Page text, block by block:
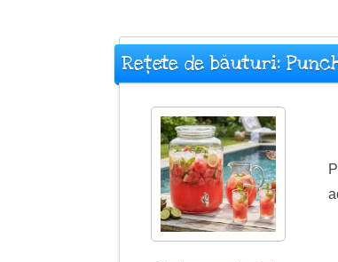
Rețete de băuturi: